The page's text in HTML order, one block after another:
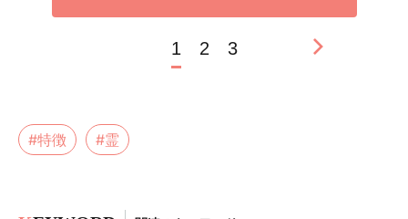
1 2 3
#特徴 #霊